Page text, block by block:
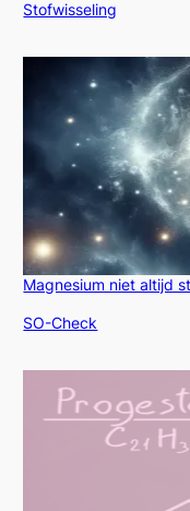
In relatie tot
Stofwisseling
Magnesium niet altijd
In relatie tot
SO-Check